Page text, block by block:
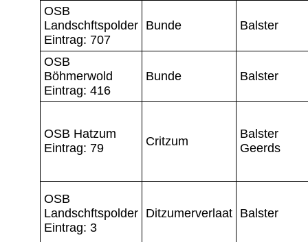
OSB
Landschftspolder
Eintrag: 707
Bunde Balster
OSB
Böhmerwold
Eintrag: 416
Bunde Balster
OSB Hatzum
Eintrag: 79
Critzum
Balster
Geerds
OSB
Landschftspolder
Eintrag: 3
Ditzumerverlaat Balster